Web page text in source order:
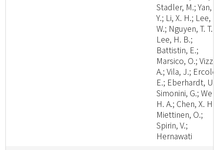
Stadler, M.; Yan,
Y.; Li, X. H.; Lee,
W.; Nguyen, T. T.
Lee, H. B.;
Battistin, E.;
Marsico, O.;
A.; Vila, J.; Ercole,
E.; Eberhardt, U.;
Simonini, G.; Wen,
H. A.; Chen, X. H.;
Miettinen, O.;
Spirin, V.;
Hernawati